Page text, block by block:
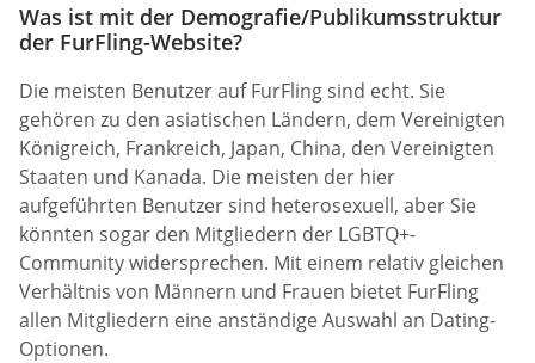
Was ist mit der Demografie/Publikumsstruktur
der FurFling-Website?
Die meisten Benutzer auf FurFling sind echt. Sie
gehören zu den asiatischen Ländern, dem Vereinigten
Königreich, Frankreich, Japan, China, den Vereinigten
Staaten und Kanada. Die meisten der hier
aufgeführten Benutzer sind heterosexuell, aber Sie
könnten sogar den Mitgliedern der LGBTQ+-
Community widersprechen. Mit einem relativ gleichen
Verhältnis von Männern und Frauen bietet FurFling
allen Mitgliedern eine anständige Auswahl an Dating-
Optionen.